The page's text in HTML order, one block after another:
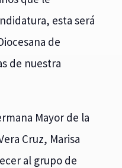
esta será
de
de nuestra
Mayor de la
Cruz, Marisa
al grupo de